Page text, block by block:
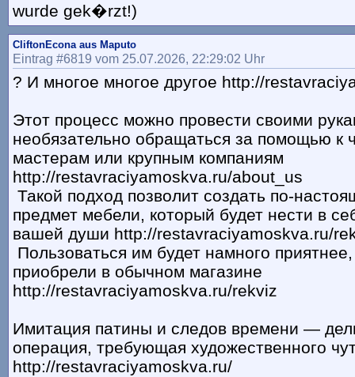
wurde gek�rzt!)
CliftonEcona aus Maputo
Eintrag #6819 vom 25.07.2026, 22:29:02 Uhr
? И многое многое другое http://
Этот процесс можно провести своими
необязательно обращаться за помощью к
мастерам или крупным компаниям
http://restavraciyamoskva.ru/about_us
Такой подход позволит создать по-
предмет мебели, который будет нести в
вашей души http://restavraciyamoskva.ru/
Пользоваться им будет намного
приобрели в обычном магазине
http://restavraciyamoskva.ru/rekviz
Имитация патины и следов времени —
операция, требующая художественного
http://restavraciyamoskva.ru/